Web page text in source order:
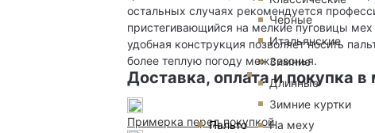
Пальто
Черные
Итальянские
Зимние
Длинные
Зимние куртки
На меху
остальных случаях рекомендуется
пристегивающийся на мелкие пуговицы
удобная конструкция позволяет носить
более теплую погоду межсезонья.
Доставка, оплата и покупка в
Примерка перед покупкой